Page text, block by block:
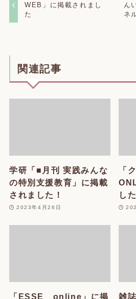
WEB」に掲載されまし
た
ん
ネ
関連記事
学研「■月刊 実践みんな
の特別支援教育」に掲載
されました！
2023年4月26日
「
した
「ESSE online」に掲
雑